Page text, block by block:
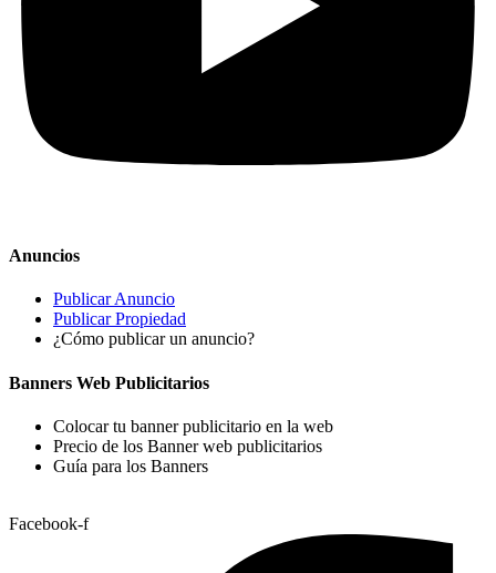
Anuncios
Publicar Anuncio
Publicar Propiedad
¿Cómo publicar un anuncio?
Banners Web Publicitarios
Colocar tu banner publicitario en la web
Precio de los Banner web publicitarios
Guía para los Banners
Facebook-f